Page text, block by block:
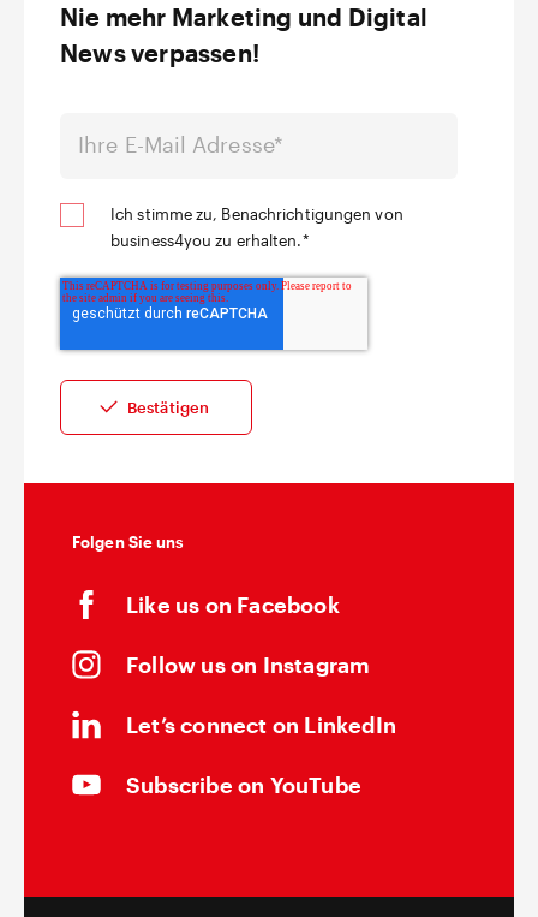
Nie mehr Marketing und Digital
News verpassen!
Ich stimme zu, Benachrichtigungen von
business4you zu erhalten.*
Folgen Sie uns
Like us on Facebook
Follow us on Instagram
Let’s connect on LinkedIn
Subscribe on YouTube